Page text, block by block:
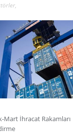
,
Mart İhracat Rakamları